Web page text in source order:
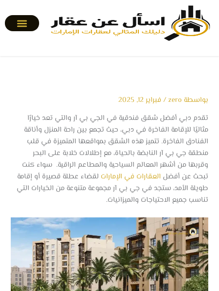
المحتوى
بواسطة zero
/ فبراير 12, 2025
تقدم دبي أفضل شقق فندقية في الجي بي آر والتي تعد خيارًا
مثاليًا للإقامة الفاخرة في دبي، حيث تجمع بين راحة المنزل وأناقة
الفنادق الفاخرة. تتميز هذه الشقق بمواقعها المتميزة في قلب
منطقة جي بي آر النابضة بالحياة، مع إطلالات خلابة على البحر
وقربها من أشهر المعالم السياحية والمطاعم الراقية. سواء كنت
تبحث عن أفضل العقارات في الإمارات لقضاء عطلة قصيرة أو إقامة
طويلة الأمد، ستجد في جي بي آر مجموعة متنوعة من الخيارات التي
تناسب جميع الاحتياجات والميزانيات.